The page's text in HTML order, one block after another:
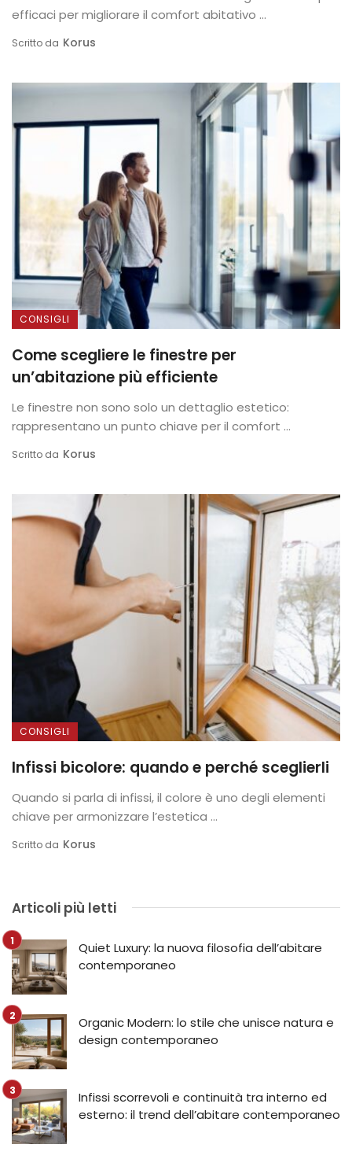
efficaci per migliorare il comfort abitativo ...
Scritto da Korus
CONSIGLI
Come scegliere le finestre per
un’abitazione più efficiente
Le finestre non sono solo un dettaglio estetico:
rappresentano un punto chiave per il comfort ...
Scritto da Korus
CONSIGLI
Infissi bicolore: quando e perché sceglierli
Quando si parla di infissi, il colore è uno degli elementi
chiave per armonizzare l’estetica ...
Scritto da Korus
Articoli più letti
Quiet Luxury: la nuova filosofia dell’abitare
contemporaneo
Organic Modern: lo stile che unisce natura e
design contemporaneo
Infissi scorrevoli e continuità tra interno ed
esterno: il trend dell’abitare contemporaneo